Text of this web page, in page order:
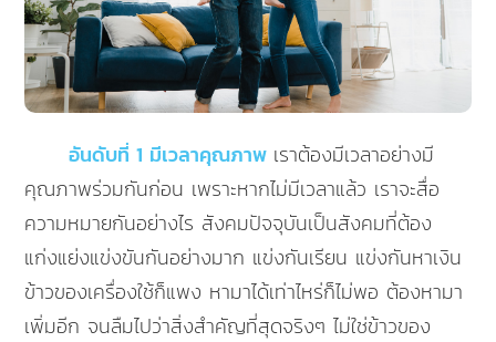
อันดับที่ 1 มีเวลาคุณภาพ เราต้องมีเวลาอย่างมี
คุณภาพร่วมกันก่อน เพราะหากไม่มีเวลาแล้ว เราจะสื่อ
ความหมายกันอย่างไร สังคมปัจจุบันเป็นสังคมที่ต้อง
แก่งแย่งแข่งขันกันอย่างมาก แข่งกันเรียน แข่งกันหาเงิน
ข้าวของเครื่องใช้ก็แพง หามาได้เท่าไหร่ก็ไม่พอ ต้องหามา
เพิ่มอีก จนลืมไปว่าสิ่งสำคัญที่สุดจริงๆ ไม่ใช่ข้าวของ